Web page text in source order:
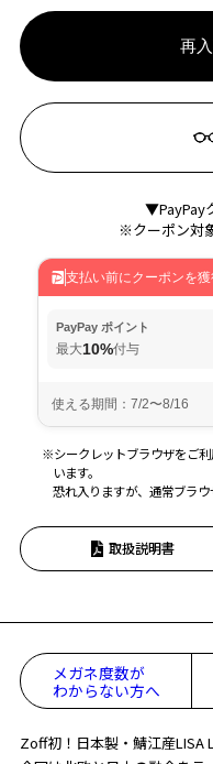
再
▼PayPay
※クーポン対
※シークレットブラウザをご
います。
恐れ入りますが、通常ブラウ
取扱説明書
メガネ度数が
わからない方へ
Zoff初！日本製・鯖江産LISA